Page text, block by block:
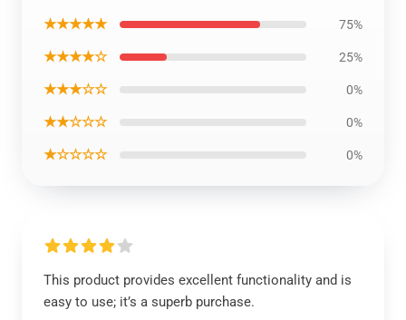
★★★★★ 75%
★★★★☆ 25%
★★★☆☆ 0%
★★☆☆☆ 0%
★☆☆☆☆ 0%
This product provides excellent functionality and is
easy to use; it’s a superb purchase.